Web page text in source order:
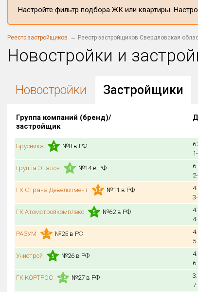
Настройте фильтр подбора ЖК или квартиры.
Реестр застройщиков Реестр застройщиков Свердловская
Новостройки и
Новостройки Застройщики
Группа компаний (бренд)/
застройщик
Брусника 5 №8 в РФ
Группа Эталон 4 №14 в РФ
ГК Страна Девелопмент 3.5 №11 в РФ
ГК Атомстройкомплекс 5 №62 в РФ
РАЗУМ 3.5 №25 в РФ
Унистрой 5 №26 в РФ
ГК КОРТРОС 4.5 №27 в РФ